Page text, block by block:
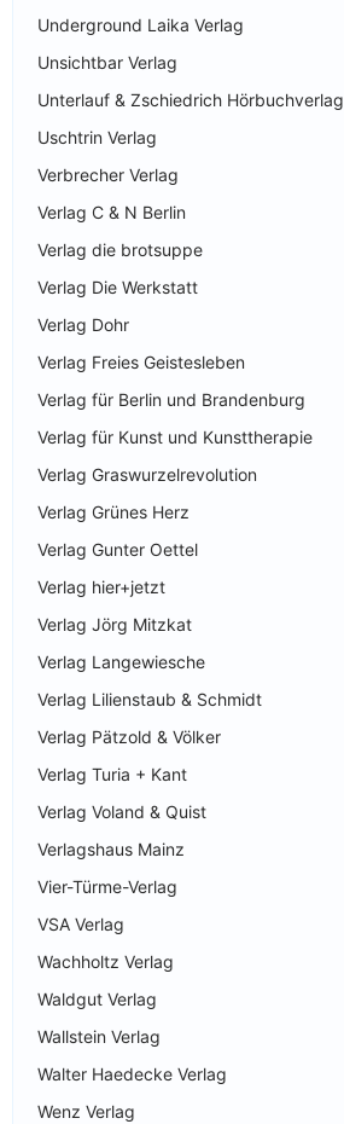
Underground Laika Verlag
Unsichtbar Verlag
Unterlauf & Zschiedrich Hörbuchverlag
Uschtrin Verlag
Verbrecher Verlag
Verlag C & N Berlin
Verlag die brotsuppe
Verlag Die Werkstatt
Verlag Dohr
Verlag Freies Geistesleben
Verlag für Berlin und Brandenburg
Verlag für Kunst und Kunsttherapie
Verlag Graswurzelrevolution
Verlag Grünes Herz
Verlag Gunter Oettel
Verlag hier+jetzt
Verlag Jörg Mitzkat
Verlag Langewiesche
Verlag Lilienstaub & Schmidt
Verlag Pätzold & Völker
Verlag Turia + Kant
Verlag Voland & Quist
Verlagshaus Mainz
Vier-Türme-Verlag
VSA Verlag
Wachholtz Verlag
Waldgut Verlag
Wallstein Verlag
Walter Haedecke Verlag
Wenz Verlag